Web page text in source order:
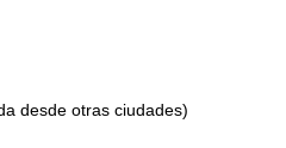
desde otras ciudades)